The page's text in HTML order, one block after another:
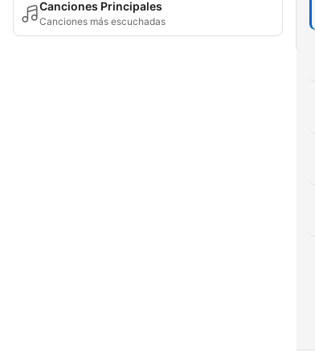
Canciones Principales
Canciones más escuchadas